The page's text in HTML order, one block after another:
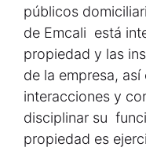
públicos
de Emcali está
propiedad y las
de la empresa,
interacciones y
disciplinar su
propiedad es